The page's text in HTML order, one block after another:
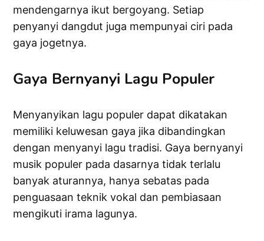
mendengarnya ikut bergoyang. Setiap
penyanyi dangdut juga mempunyai ciri pada
gaya jogetnya.
Gaya Bernyanyi Lagu Populer
Menyanyikan lagu populer dapat dikatakan
memiliki keluwesan gaya jika dibandingkan
dengan menyanyi lagu tradisi. Gaya bernyanyi
musik populer pada dasarnya tidak terlalu
banyak aturannya, hanya sebatas pada
penguasaan teknik vokal dan pembiasaan
mengikuti irama lagunya.